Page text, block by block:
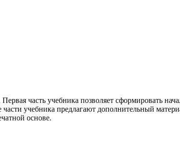
часть учебника позволяет сформировать
учебника предлагают дополнительный
основе.